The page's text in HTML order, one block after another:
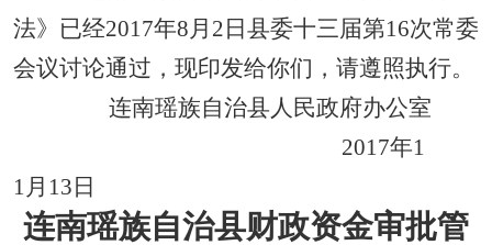
法》已经2017年8月2日县委十三届第16次常委
会议讨论通过，现印发给你们，请遵照执行。
连南瑶族自治县人民政府办公室
2017年1
1月13日
连南瑶族自治县财政资金审批管